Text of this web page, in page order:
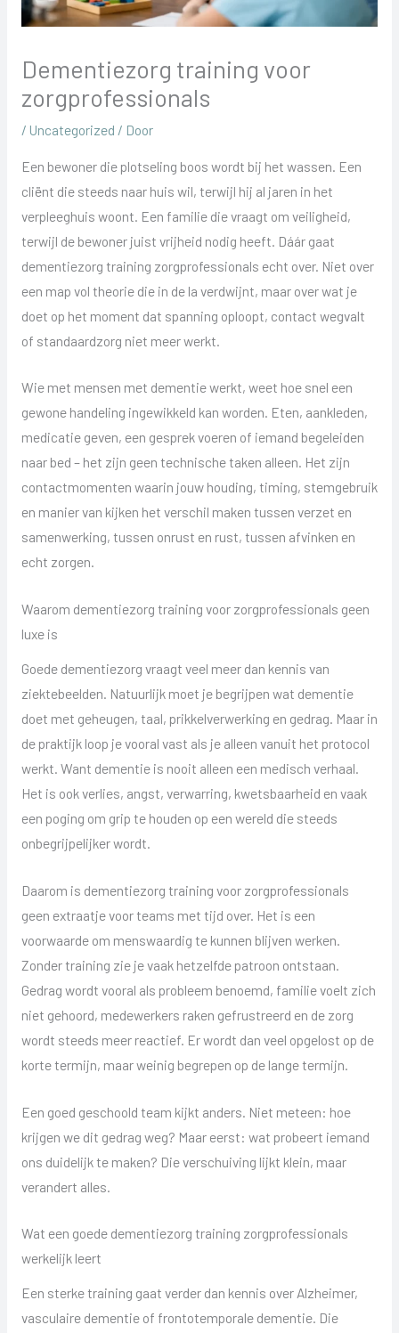
Dementiezorg training voor
zorgprofessionals
/ Uncategorized / Door
Een bewoner die plotseling boos wordt bij het wassen. Een
cliënt die steeds naar huis wil, terwijl hij al jaren in het
verpleeghuis woont. Een familie die vraagt om veiligheid,
terwijl de bewoner juist vrijheid nodig heeft. Dáár gaat
dementiezorg training zorgprofessionals echt over. Niet over
een map vol theorie die in de la verdwijnt, maar over wat je
doet op het moment dat spanning oploopt, contact wegvalt
of standaardzorg niet meer werkt.
Wie met mensen met dementie werkt, weet hoe snel een
gewone handeling ingewikkeld kan worden. Eten, aankleden,
medicatie geven, een gesprek voeren of iemand begeleiden
naar bed – het zijn geen technische taken alleen. Het zijn
contactmomenten waarin jouw houding, timing, stemgebruik
en manier van kijken het verschil maken tussen verzet en
samenwerking, tussen onrust en rust, tussen afvinken en
echt zorgen.
Waarom dementiezorg training voor zorgprofessionals geen
luxe is
Goede dementiezorg vraagt veel meer dan kennis van
ziektebeelden. Natuurlijk moet je begrijpen wat dementie
doet met geheugen, taal, prikkelverwerking en gedrag. Maar in
de praktijk loop je vooral vast als je alleen vanuit het protocol
werkt. Want dementie is nooit alleen een medisch verhaal.
Het is ook verlies, angst, verwarring, kwetsbaarheid en vaak
een poging om grip te houden op een wereld die steeds
onbegrijpelijker wordt.
Daarom is dementiezorg training voor zorgprofessionals
geen extraatje voor teams met tijd over. Het is een
voorwaarde om menswaardig te kunnen blijven werken.
Zonder training zie je vaak hetzelfde patroon ontstaan.
Gedrag wordt vooral als probleem benoemd, familie voelt zich
niet gehoord, medewerkers raken gefrustreerd en de zorg
wordt steeds meer reactief. Er wordt dan veel opgelost op de
korte termijn, maar weinig begrepen op de lange termijn.
Een goed geschoold team kijkt anders. Niet meteen: hoe
krijgen we dit gedrag weg? Maar eerst: wat probeert iemand
ons duidelijk te maken? Die verschuiving lijkt klein, maar
verandert alles.
Wat een goede dementiezorg training zorgprofessionals
werkelijk leert
Een sterke training gaat verder dan kennis over Alzheimer,
vasculaire dementie of frontotemporale dementie. Die